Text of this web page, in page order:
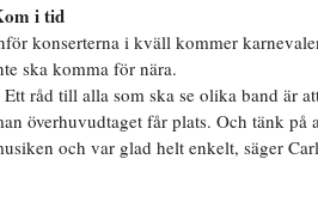
i tid
konserterna i kväll kommer
ska komma för nära.
Ett råd till alla som ska se olika band är
överhuvudtaget får plats. Och tänk
och var glad helt enkelt, säger